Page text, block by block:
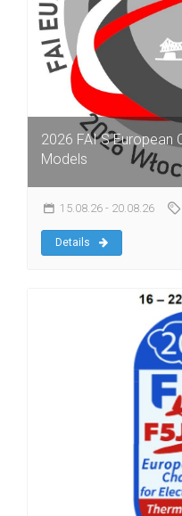
2026 FAI S European
Models
15.08.26 - 20.08.26
Details